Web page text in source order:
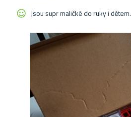
Jsou supr maličké do ruky i dětem.